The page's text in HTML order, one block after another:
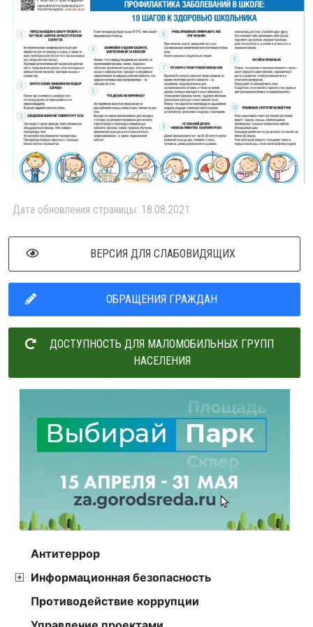
Дата обновления страницы: 18.08.2021
ВЕРСИЯ ДЛЯ СЛАБОВИДЯЩИХ
ОБРАЩЕНИЯ ГРАЖДАН
ДОСТУПНОСТЬ ДЛЯ МАЛОМОБИЛЬНЫХ ГРУПП
НАСЕЛЕНИЯ
Антитеррор
Информационная безопасность
Противодействие коррупции